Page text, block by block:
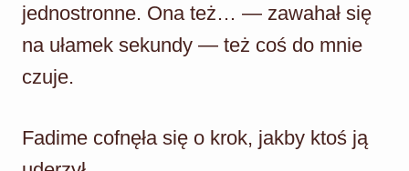
jednostronne. Ona też… — zawahał się
na ułamek sekundy — też coś do mnie
czuje.
Fadime cofnęła się o krok, jakby ktoś ją